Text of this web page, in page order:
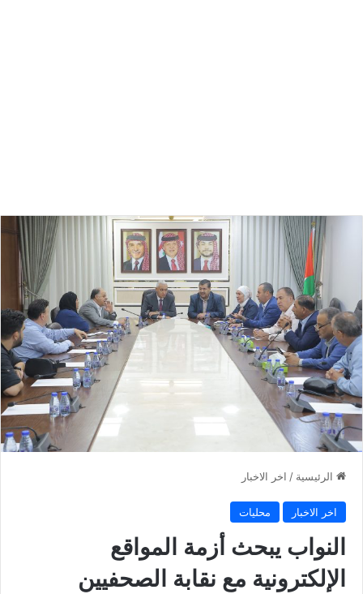
الرئيسية / اخر الاخبار
اخر الاخبار محليات
النواب يبحث أزمة المواقع
الإلكترونية مع نقابة الصحفيين